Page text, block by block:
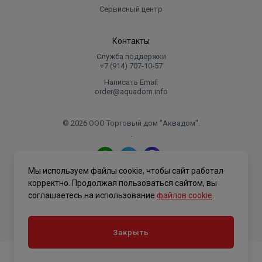
Сервисный центр
Контакты
Служба поддержки
+7 (914) 707‑10‑57
Написать Email
order@aquadom.info
© 2026 ООО Торговый дом "Аквадом".
.
Политика конфиденциальности
Мы используем файлы cookie, чтобы сайт работал
корректно. Продолжая пользоваться сайтом, вы
соглашаетесь на использование файлов cookie
Закрыть